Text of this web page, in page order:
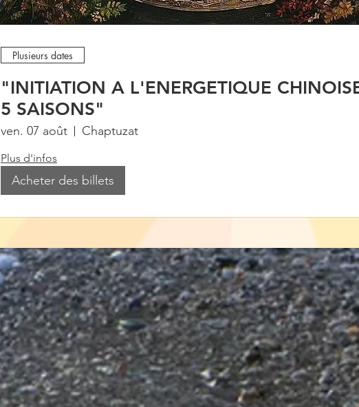
Plusieurs dates
"INITIATION A L'ENERGETIQUE
5 SAISONS"
ven. 07 août Chaptuzat
Plus d'infos
Acheter des billets